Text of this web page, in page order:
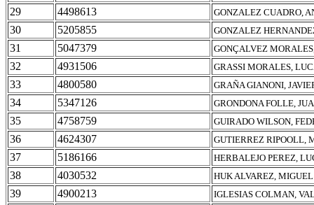
29 4498613 GONZALEZ CUADRO,
30 5205855 GONZALEZ
31 5047379 GONÇALVEZ
32 4931506 GRASSI MORALES,
33 4800580 GRAÑA GIANONI,
34 5347126 GRONDONA FOLLE,
35 4758759 GUIRADO WILSON,
36 4624307 GUTIERREZ RIPOOLL,
37 5186166 HERBALEJO PEREZ,
38 4030532 HUK ALVAREZ,
39 4900213 IGLESIAS COLMAN,